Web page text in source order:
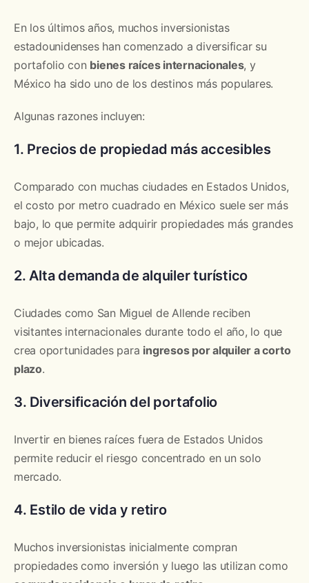
En los últimos años, muchos inversionistas
estadounidenses han comenzado a diversificar su
portafolio con bienes raíces internacionales, y
México ha sido uno de los destinos más populares.
Algunas razones incluyen:
1. Precios de propiedad más accesibles
Comparado con muchas ciudades en Estados Unidos,
el costo por metro cuadrado en México suele ser más
bajo, lo que permite adquirir propiedades más grandes
o mejor ubicadas.
2. Alta demanda de alquiler turístico
Ciudades como San Miguel de Allende reciben
visitantes internacionales durante todo el año, lo que
crea oportunidades para ingresos por alquiler a corto
plazo.
3. Diversificación del portafolio
Invertir en bienes raíces fuera de Estados Unidos
permite reducir el riesgo concentrado en un solo
mercado.
4. Estilo de vida y retiro
Muchos inversionistas inicialmente compran
propiedades como inversión y luego las utilizan como